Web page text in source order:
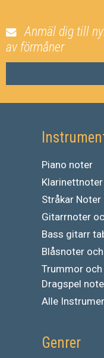
Anmäl dig till
av förmåner
Piano noter
Klarinettnoter
Stråkar Noter
Gitarrnoter
Bass gitarr
Blåsnoter
Trummor
Dragspel
Alle
Genrer